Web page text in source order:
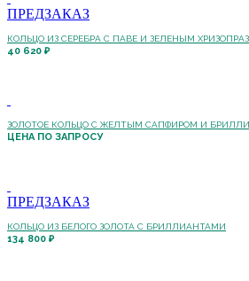
ПРЕДЗАКАЗ
КОЛЬЦО ИЗ СЕРЕБРА С ПАВЕ И ЗЕЛЕНЫМ
40 620 ₽
ЗОЛОТОЕ КОЛЬЦО С ЖЕЛТЫМ САПФИРОМ И
ЦЕНА ПО ЗАПРОСУ
ПРЕДЗАКАЗ
КОЛЬЦО ИЗ БЕЛОГО ЗОЛОТА С БРИЛЛИАНТАМИ
134 800 ₽